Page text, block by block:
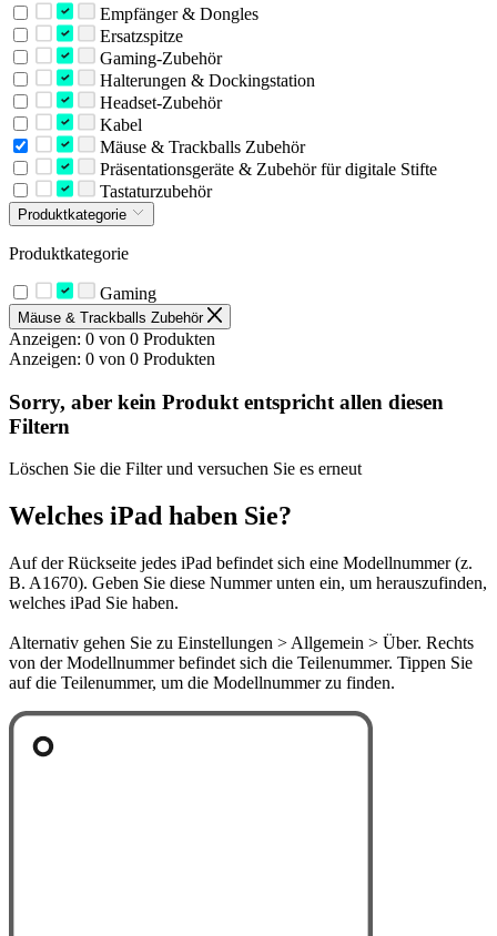
Empfänger & Dongles
Ersatzspitze
Gaming-Zubehör
Halterungen & Dockingstation
Headset-Zubehör
Kabel
Mäuse & Trackballs Zubehör
Präsentationsgeräte & Zubehör für digitale Stifte
Tastaturzubehör
Produktkategorie
Produktkategorie
Gaming
Mäuse & Trackballs Zubehör
Anzeigen: 0 von 0 Produkten
Anzeigen: 0 von 0 Produkten
Sorry, aber kein Produkt entspricht allen diesen
Filtern
Löschen Sie die Filter und versuchen Sie es erneut
Welches iPad haben Sie?
Auf der Rückseite jedes iPad befindet sich eine Modellnummer (z.
B. A1670). Geben Sie diese Nummer unten ein, um herauszufinden,
welches iPad Sie haben.
Alternativ gehen Sie zu Einstellungen > Allgemein > Über. Rechts
von der Modellnummer befindet sich die Teilenummer. Tippen Sie
auf die Teilenummer, um die Modellnummer zu finden.